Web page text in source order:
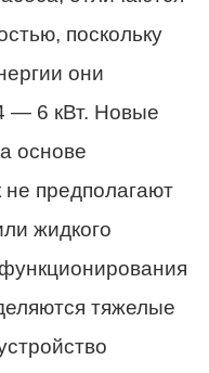
поскольку
они
— 6 кВт. Новые
основе
не предполагают
жидкого
тяжелые